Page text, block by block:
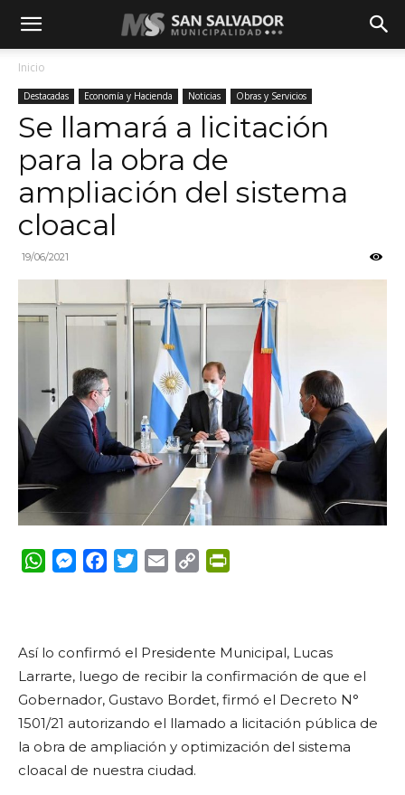
Inicio
Destacadas Economía y Hacienda Noticias Obras y Servicios
Se llamará a licitación
para la obra de
ampliación del sistema
cloacal
19/06/2021
WhatsApp
Messenger
FacebookTwitterEmail Copy
Así lo confirmó el Presidente Municipal, Lucas
Larrarte, luego de recibir la confirmación de que el
Gobernador, Gustavo Bordet, firmó el Decreto N°
1501/21 autorizando el llamado a licitación pública de
la obra de ampliación y optimización del sistema
cloacal de nuestra ciudad.